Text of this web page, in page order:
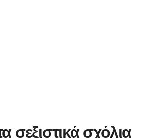
σεξιστικά σχόλια